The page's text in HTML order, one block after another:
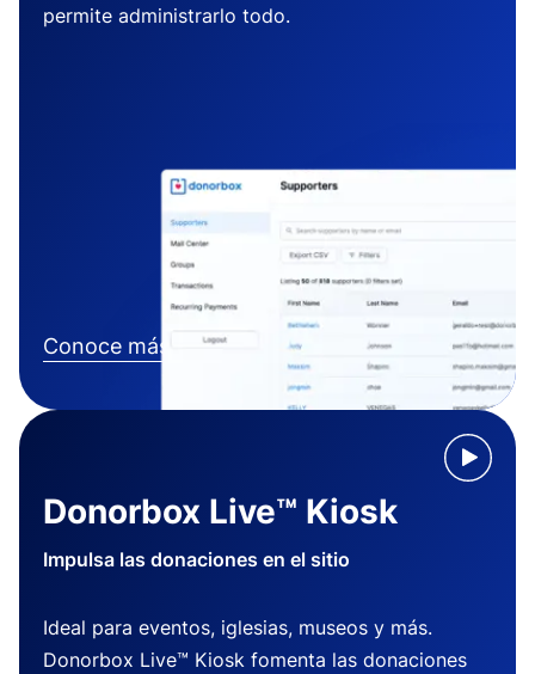
permite administrarlo todo.
Conoce más
Donorbox Live™ Kiosk
Impulsa las donaciones en el sitio
Ideal para eventos, iglesias, museos y más.
Donorbox Live™ Kiosk fomenta las donaciones